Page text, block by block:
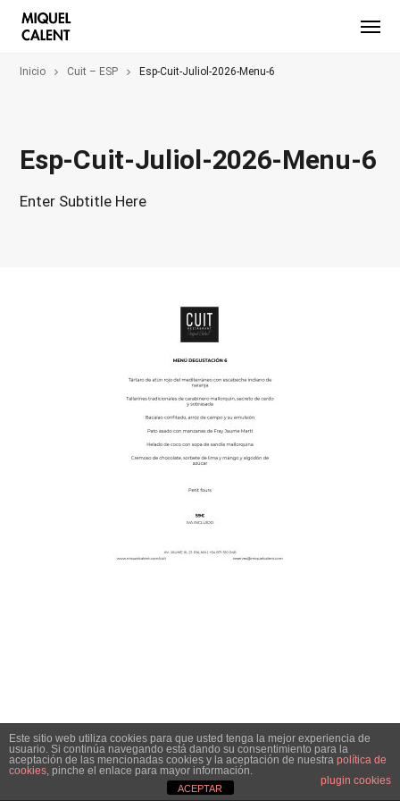
Inicio Cuit – ESP Esp-Cuit-Juliol-2026-Menu-6
Esp-Cuit-Juliol-2026-Menu-6
Enter Subtitle Here
Este sitio web utiliza cookies para que usted tenga la mejor experiencia de
usuario. Si continúa navegando está dando su consentimiento para la
aceptación de las mencionadas cookies y la aceptación de nuestra política de
cookies, pinche el enlace para mayor información.
plugin cookies
ACEPTAR